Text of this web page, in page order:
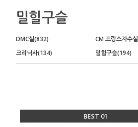
밀힐구슬
DMC실(832) CM 프랑스자수실
크리닉사(134)
밀힐구슬(194)
BEST 01